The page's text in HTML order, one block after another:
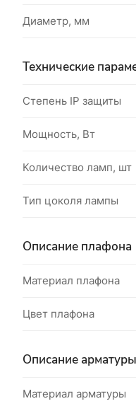
Диаметр, мм
Технические
Степень IP защиты
Мощность, Вт
Количество ламп, шт
Тип цоколя лампы
Описание плафона
Материал плафона
Цвет плафона
Описание арматуры
Материал арматуры